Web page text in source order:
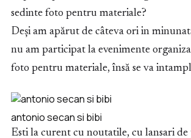
sedinte foto pentru materiale?
Deși am apărut de câteva ori in
nu am participat la evenimente
foto pentru materiale, însă se va
antonio secan si bibi
Esti la curent cu noutatile, cu lansari de